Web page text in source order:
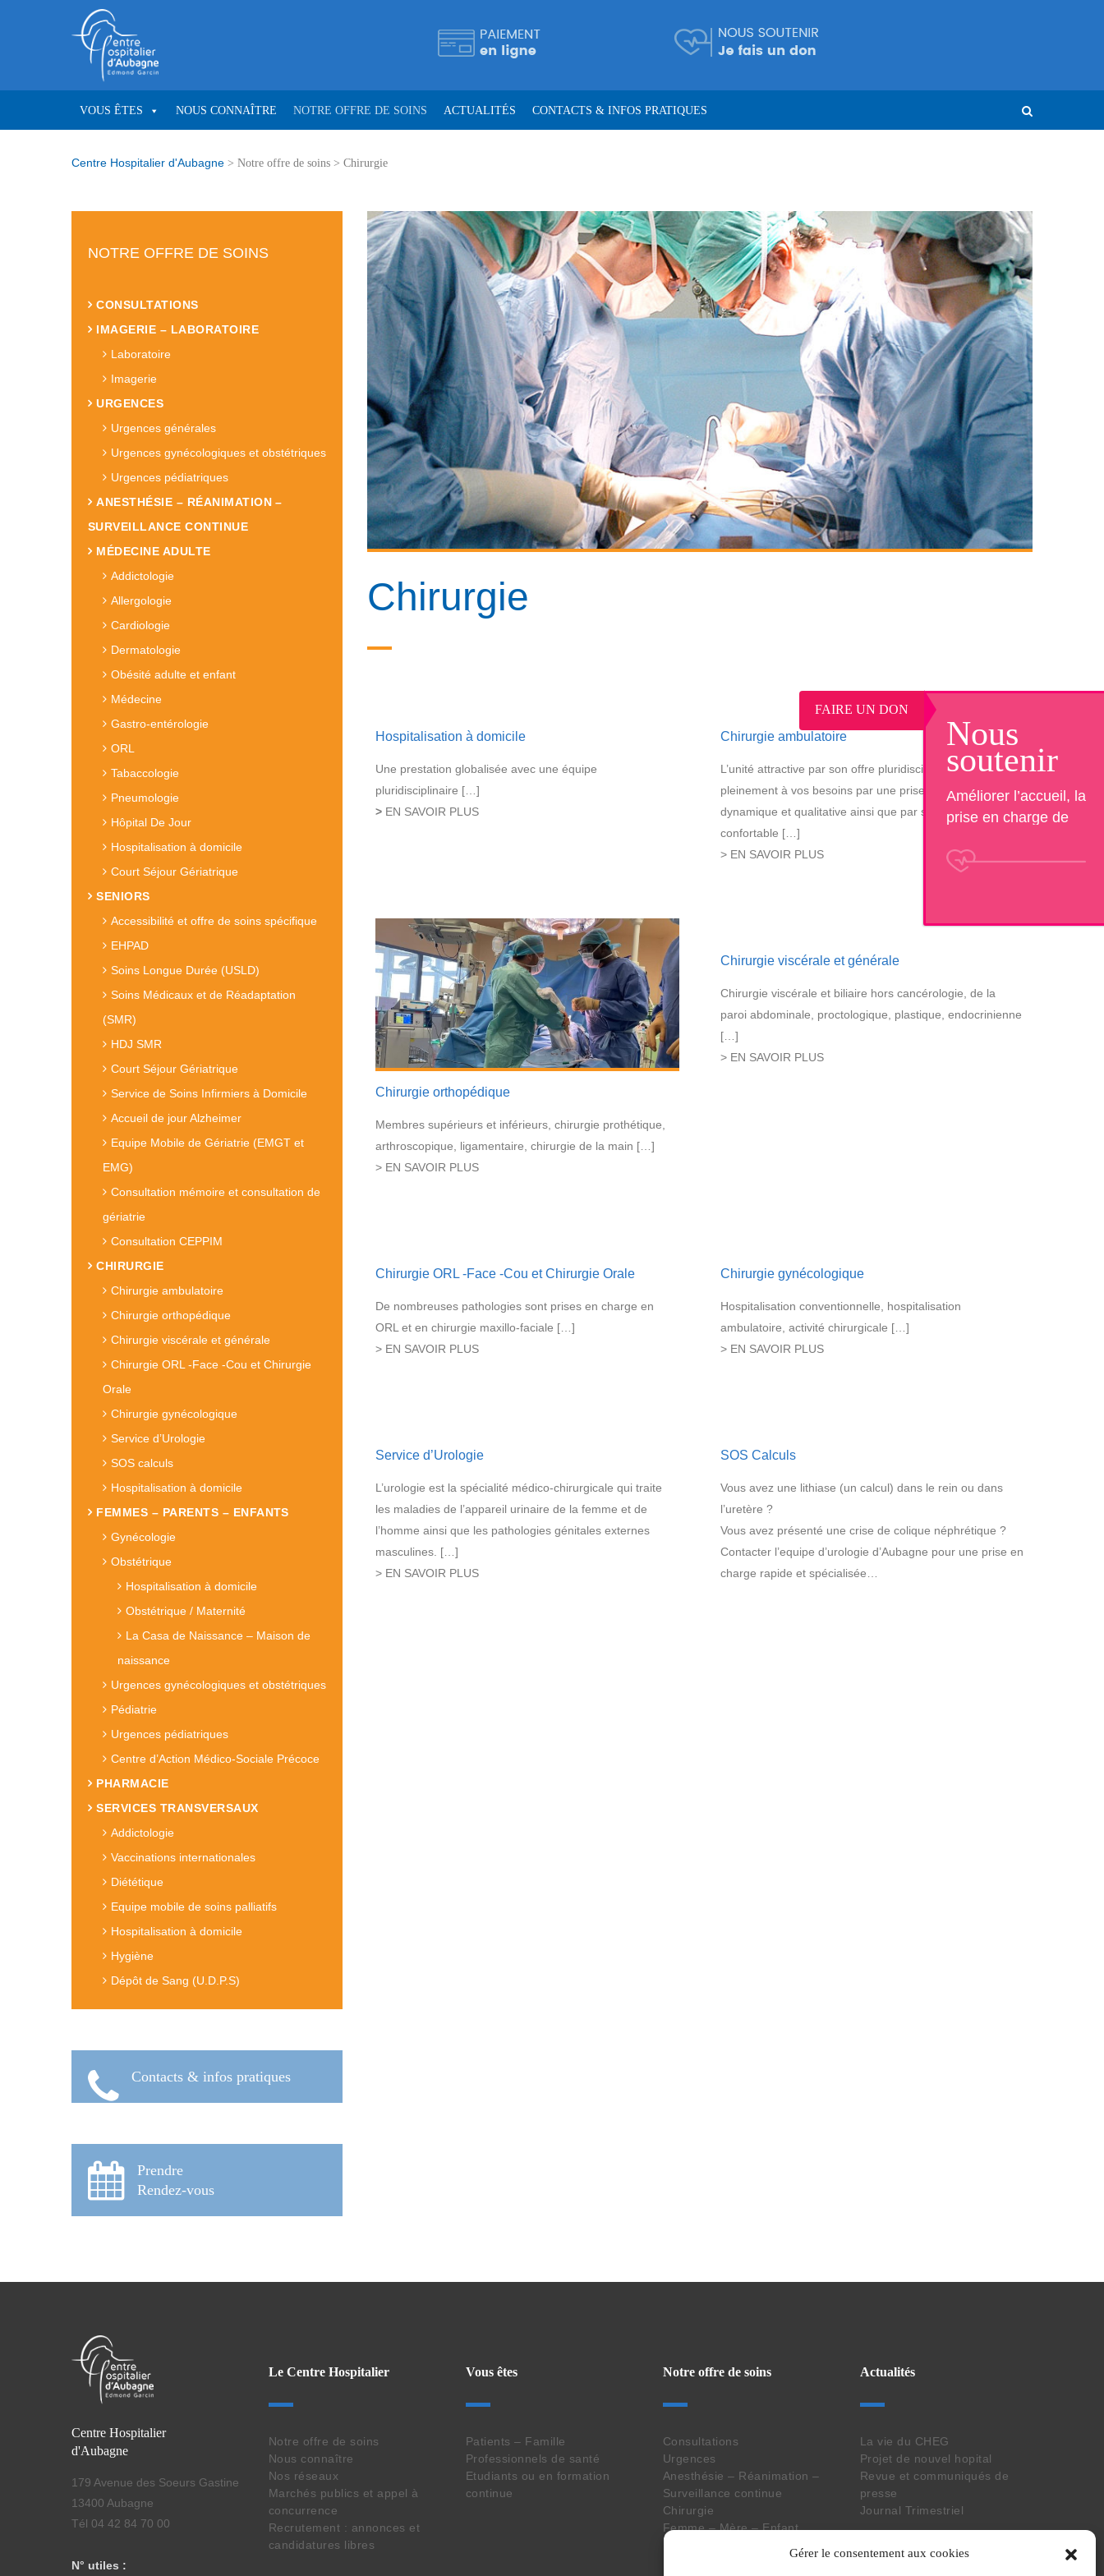
Gérer le consentement aux cookies
VOUS ÊTES NOUS CONNAÎTRE NOTRE OFFRE DE SOINS ACTUALITÉS CONTACTS & INFOS PRATIQUES
Centre Hospitalier d'Aubagne > Notre offre de soins > Chirurgie
Chirurgie
Hospitalisation à domicile
Une prestation globalisée avec une équipe
pluridisciplinaire […]
> EN SAVOIR PLUS
Chirurgie ambulatoire
L’unité attractive par son offre pluridisciplinaire, répondra
pleinement à vos besoins par une prise en charge
dynamique et qualitative ainsi que par son environnement
confortable […]
> EN SAVOIR PLUS
Chirurgie orthopédique
Membres supérieurs et inférieurs, chirurgie prothétique,
arthroscopique, ligamentaire, chirurgie de la main […]
> EN SAVOIR PLUS
Chirurgie viscérale et générale
Chirurgie viscérale et biliaire hors cancérologie, de la
paroi abdominale, proctologique, plastique, endocrinienne
[…]
> EN SAVOIR PLUS
Chirurgie ORL -Face -Cou et Chirurgie Orale
De nombreuses pathologies sont prises en charge en
ORL et en chirurgie maxillo-faciale […]
> EN SAVOIR PLUS
Chirurgie gynécologique
Hospitalisation conventionnelle, hospitalisation
ambulatoire, activité chirurgicale […]
> EN SAVOIR PLUS
Service d’Urologie
L’urologie est la spécialité médico-chirurgicale qui traite
les maladies de l’appareil urinaire de la femme et de
l’homme ainsi que les pathologies génitales externes
masculines. […]
> EN SAVOIR PLUS
SOS Calculs
Vous avez une lithiase (un calcul) dans le rein ou dans
l’uretère ?
Vous avez présenté une crise de colique néphrétique ?
Contacter l’equipe d’urologie d’Aubagne pour une prise en
charge rapide et spécialisée…
NOTRE OFFRE DE SOINS
CONSULTATIONS
IMAGERIE – LABORATOIRE
Laboratoire
Imagerie
URGENCES
Urgences générales
Urgences gynécologiques et obstétriques
Urgences pédiatriques
ANESTHÉSIE – RÉANIMATION –
SURVEILLANCE CONTINUE
MÉDECINE ADULTE
Addictologie
Allergologie
Cardiologie
Dermatologie
Obésité adulte et enfant
Médecine
Gastro-entérologie
ORL
Tabaccologie
Pneumologie
Hôpital De Jour
Hospitalisation à domicile
Court Séjour Gériatrique
SENIORS
Accessibilité et offre de soins spécifique
EHPAD
Soins Longue Durée (USLD)
Soins Médicaux et de Réadaptation
(SMR)
HDJ SMR
Court Séjour Gériatrique
Service de Soins Infirmiers à Domicile
Accueil de jour Alzheimer
Equipe Mobile de Gériatrie (EMGT et
EMG)
Consultation mémoire et consultation de
gériatrie
Consultation CEPPIM
CHIRURGIE
Chirurgie ambulatoire
Chirurgie orthopédique
Chirurgie viscérale et générale
Chirurgie ORL -Face -Cou et Chirurgie
Orale
Chirurgie gynécologique
Service d’Urologie
SOS calculs
Hospitalisation à domicile
FEMMES – PARENTS – ENFANTS
Gynécologie
Obstétrique
Hospitalisation à domicile
Obstétrique / Maternité
La Casa de Naissance – Maison de
naissance
Urgences gynécologiques et obstétriques
Pédiatrie
Urgences pédiatriques
Centre d’Action Médico-Sociale Précoce
PHARMACIE
SERVICES TRANSVERSAUX
Addictologie
Vaccinations internationales
Diététique
Equipe mobile de soins palliatifs
Hospitalisation à domicile
Hygiène
Dépôt de Sang (U.D.P.S)
Contacts & infos pratiques
Prendre
Rendez-vous
Centre Hospitalier
d'Aubagne
179 Avenue des Soeurs Gastine
13400 Aubagne
Tél 04 42 84 70 00
N° utiles :
Le Centre Hospitalier
Notre offre de soins
Nous connaître
Nos réseaux
Marchés publics et appel à
concurrence
Recrutement : annonces et
candidatures libres
Vous êtes
Patients – Famille
Professionnels de santé
Etudiants ou en formation
continue
Notre offre de soins
Consultations
Urgences
Anesthésie – Réanimation –
Surveillance continue
Chirurgie
Femme – Mère – Enfant
Actualités
La vie du CHEG
Projet de nouvel hopital
Revue et communiqués de
presse
Journal Trimestriel
Suivez nos actus
Nous
soutenir
Améliorer l’accueil, la
prise en charge de
vie au travail.Aidez
innovants !
FAIRE UN DON